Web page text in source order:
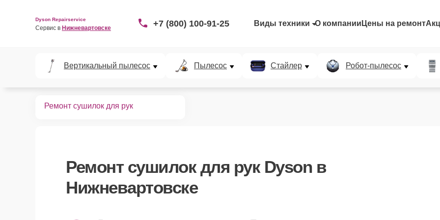
Dyson Repairservice
Сервис в Нижневартовске +7 (800) 100-91-25 Виды техники О компании Цены на ремонт
Вертикальный пылесос Пылесос Стайлер Робот-пылесос
Ремонт сушилок для рук
Ремонт сушилок для рук Dysonв
Нижневартовске